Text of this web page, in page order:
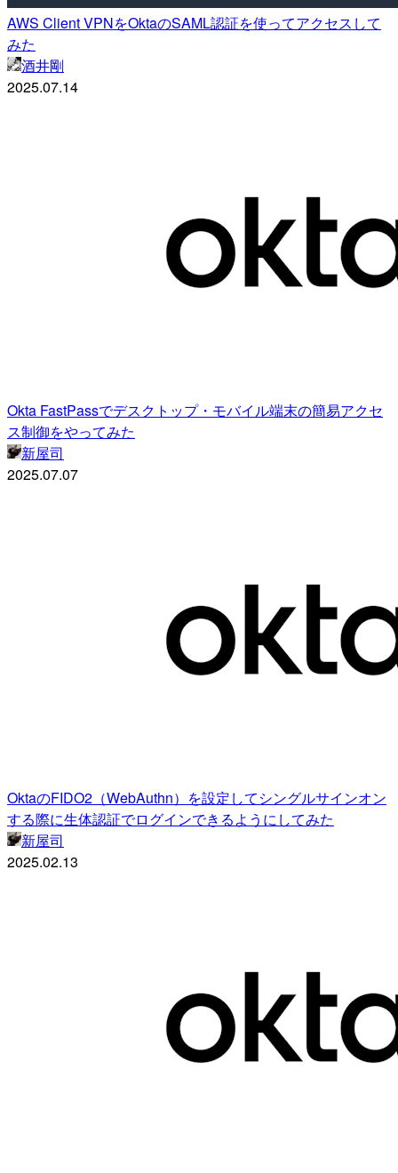
AWS Client VPNをOktaのSAML認証を使ってアクセスして
みた
酒井剛
2025.07.14
Okta FastPassでデスクトップ・モバイル端末の簡易アクセ
ス制御をやってみた
新屋司
2025.07.07
OktaのFIDO2（WebAuthn）を設定してシングルサインオン
する際に生体認証でログインできるようにしてみた
新屋司
2025.02.13